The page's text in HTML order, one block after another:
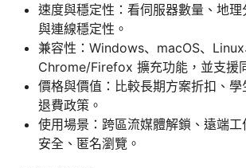
速度與穩定性：看伺服器數量、地
與連線穩定性。
兼容性：Windows、macOS、Linux
Chrome/Firefox 擴充功能，並支援
價格與價值：比較長期方案折扣、學
退費政策。
使用場景：跨區流媒體解鎖、遠端
安全、匿名瀏覽。